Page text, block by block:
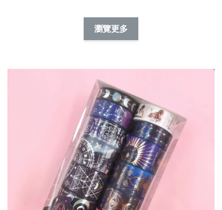
NT$ 19.00
NT$ 66.00
加入購物車
瀏覽更多